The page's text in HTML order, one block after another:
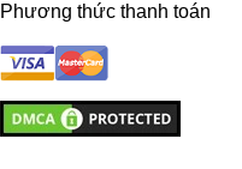
Phương thức thanh toán